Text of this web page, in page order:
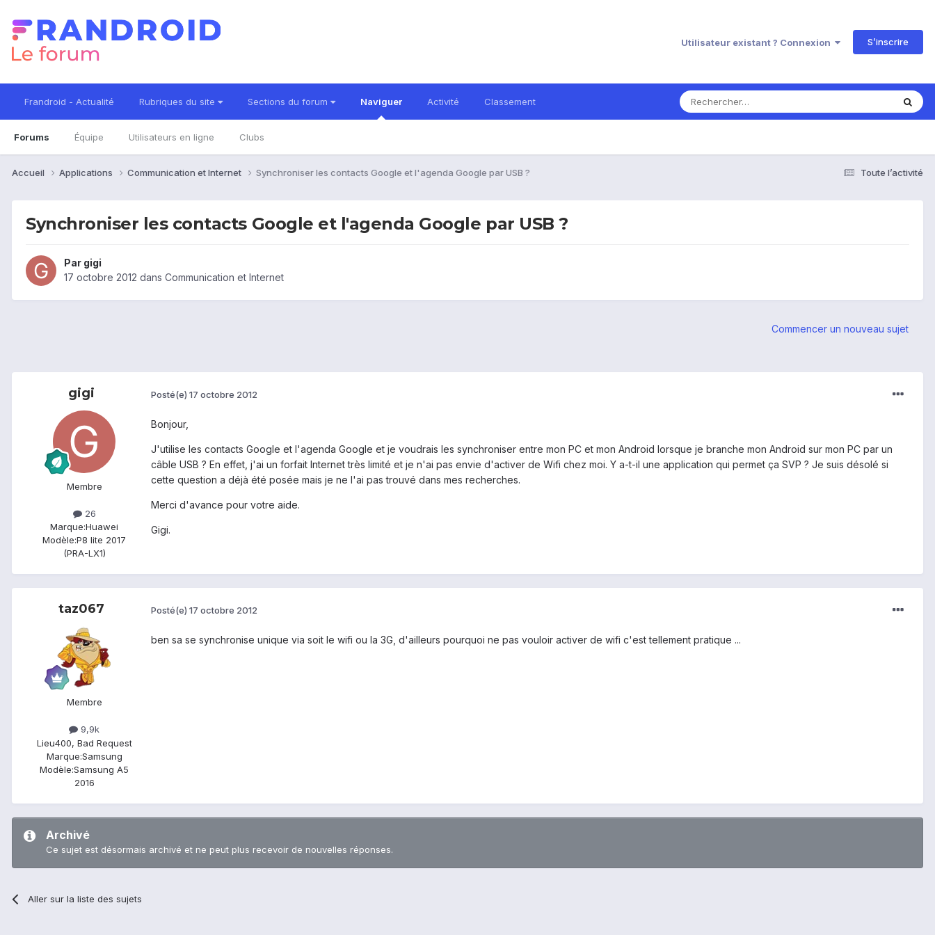
Utilisateur existant ? Connexion S’inscrire
Frandroid - Actualité Rubriques du site Sections du forum Naviguer
Forums Équipe Utilisateurs en ligne Clubs
Activité Classement
Toute l’activité
Accueil Applications Communication et Internet Synchroniser les contacts Google et l'agenda Google par USB ?
Synchroniser les contacts Google et l'agenda Google par USB ?
Par gigi
17 octobre 2012 dans Communication et Internet
Commencer un nouveau sujet
gigi
Membre
26
Marque:Huawei
Modèle:P8 lite 2017
(PRA-LX1)
Posté(e) 17 octobre 2012
Bonjour,
J'utilise les contacts Google et l'agenda Google et je voudrais les synchroniser entre mon PC et mon Android lorsque je branche mon Android sur mon PC par un
câble USB ? En effet, j'ai un forfait Internet très limité et je n'ai pas envie d'activer de Wifi chez moi. Y a-t-il une application qui permet ça SVP ? Je suis désolé si
cette question a déjà été posée mais je ne l'ai pas trouvé dans mes recherches.
Merci d'avance pour votre aide.
Gigi.
taz067
Membre
9,9k
Lieu400, Bad Request
Marque:Samsung
Modèle:Samsung A5
2016
Posté(e) 17 octobre 2012
ben sa se synchronise unique via soit le wifi ou la 3G, d'ailleurs pourquoi ne pas vouloir activer de wifi c'est tellement pratique ...
Archivé
Ce sujet est désormais archivé et ne peut plus recevoir de nouvelles réponses.
Aller sur la liste des sujets